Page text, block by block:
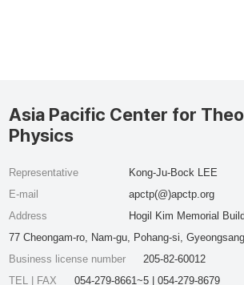
Asia Pacific Center for
Physics
Representative
Kong-Ju-Bock LEE
E-mail
apctp(@)apctp.org
Address
Hogil Kim Memorial
77 Cheongam-ro, Nam-gu, Pohang-si,
Business license number
205-82-60012
TEL | FAX
054-279-8661~5 | 054-279-8679